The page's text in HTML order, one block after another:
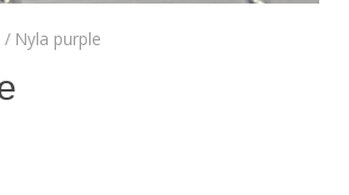
/ Nyla purple